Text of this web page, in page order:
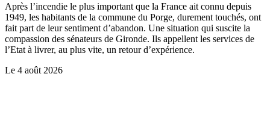
Après l’incendie le plus important que la France ait connu depuis
1949, les habitants de la commune du Porge, durement touchés, ont
fait part de leur sentiment d’abandon. Une situation qui suscite la
compassion des sénateurs de Gironde. Ils appellent les services de
l’Etat à livrer, au plus vite, un retour d’expérience.
Le 4 août 2026